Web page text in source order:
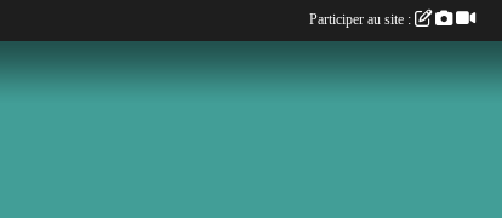
Participer au site :